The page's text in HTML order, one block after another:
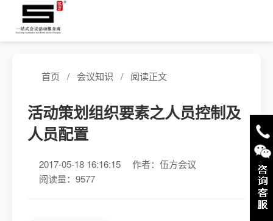
首页 / 会议知识 / 阅读正文
活动策划组织要素之人员控制及
人员配置
2017-05-18 16:16:15
作者：伍方会议
阅读量：9577